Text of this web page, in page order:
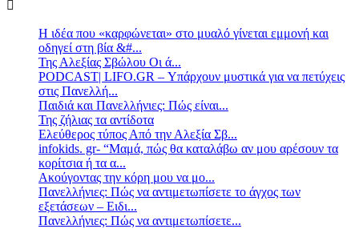
Η ιδέα που «καρφώνεται» στο μυαλό γίνεται εμμονή και
οδηγεί στη βία &#...
Της Αλεξίας Σβώλου Οι ά...
PODCAST| LIFO.GR – Υπάρχουν μυστικά για να πετύχεις
στις Πανελλή...
Παιδιά και Πανελλήνιες: Πώς είναι...
Της ζήλιας τα αντίδοτα
Ελεύθερος τύπος Από την Αλεξία Σβ...
infokids. gr- “Μαμά, πώς θα καταλάβω αν μου αρέσουν τα
κορίτσια ή τα α...
Ακούγοντας την κόρη μου να μο...
Πανελλήνιες: Πώς να αντιμετωπίσετε το άγχος των
εξετάσεων – Ειδι...
Πανελλήνιες: Πώς να αντιμετωπίσετε...